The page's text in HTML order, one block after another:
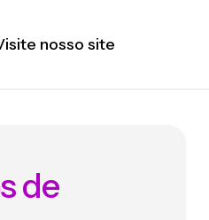
nosso site
de